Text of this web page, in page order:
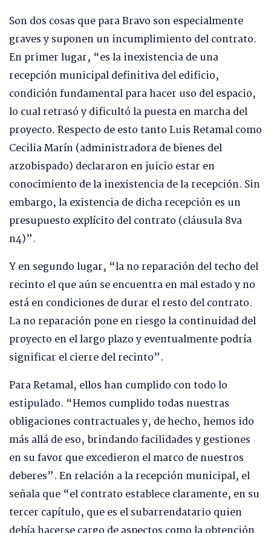
Son dos cosas que para Bravo son especialmente
graves y suponen un incumplimiento del contrato.
En primer lugar, “es la inexistencia de una
recepción municipal definitiva del edificio,
condición fundamental para hacer uso del espacio,
lo cual retrasó y dificultó la puesta en marcha del
proyecto. Respecto de esto tanto Luis Retamal como
Cecilia Marín (administradora de bienes del
arzobispado) declararon en juicio estar en
conocimiento de la inexistencia de la recepción. Sin
embargo, la existencia de dicha recepción es un
presupuesto explícito del contrato (cláusula 8va
n4)”.
Y en segundo lugar, “la no reparación del techo del
recinto el que aún se encuentra en mal estado y no
está en condiciones de durar el resto del contrato.
La no reparación pone en riesgo la continuidad del
proyecto en el largo plazo y eventualmente podría
significar el cierre del recinto”.
Para Retamal, ellos han cumplido con todo lo
estipulado. “Hemos cumplido todas nuestras
obligaciones contractuales y, de hecho, hemos ido
más allá de eso, brindando facilidades y gestiones
en su favor que excedieron el marco de nuestros
deberes”. En relación a la recepción municipal, el
señala que “el contrato establece claramente, en su
tercer capítulo, que es el subarrendatario quien